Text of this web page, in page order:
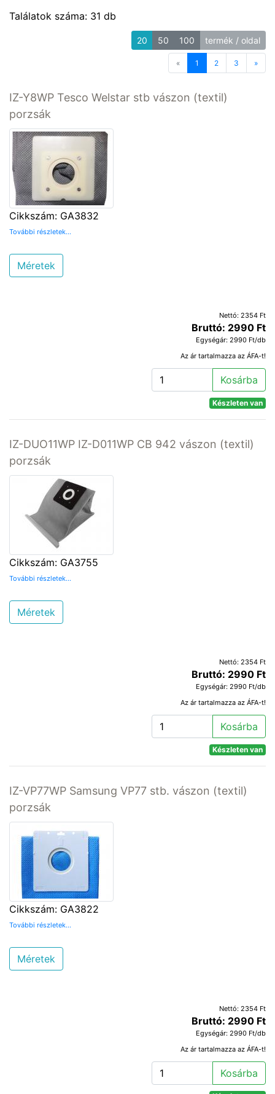
Találatok száma: 31 db
20 50 100 termék / oldal
« Previous
1 2 3 »
IZ-Y8WP Tesco Welstar stb vászon (textil)
porzsák
Cikkszám: GA3832
További részletek...
Méretek
Nettó: 2354 Ft
Bruttó: 2990 Ft
Egységár: 2990 Ft/db
Az ár tartalmazza az ÁFA-t!
Kosárba
Készleten van
IZ-DUO11WP IZ-D011WP CB 942 vászon (textil)
porzsák
Cikkszám: GA3755
További részletek...
Méretek
Nettó: 2354 Ft
Bruttó: 2990 Ft
Egységár: 2990 Ft/db
Az ár tartalmazza az ÁFA-t!
Kosárba
Készleten van
IZ-VP77WP Samsung VP77 stb. vászon (textil)
porzsák
Cikkszám: GA3822
További részletek...
Méretek
Nettó: 2354 Ft
Bruttó: 2990 Ft
Egységár: 2990 Ft/db
Az ár tartalmazza az ÁFA-t!
Kosárba